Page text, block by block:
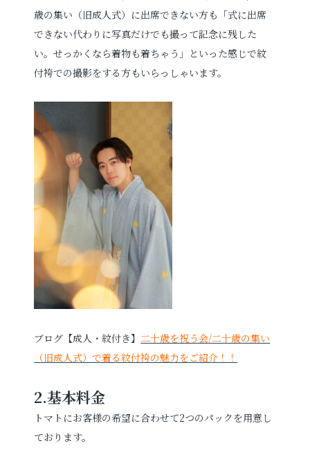
歳の集い（旧成人式）に出席できない方も「式に出席
できない代わりに写真だけでも撮って記念に残した
い。せっかくなら着物も着ちゃう」といった感じで紋
付袴での撮影をする方もいらっしゃいます。
ブログ【成人・紋付き】二十歳を祝う会/二十歳の集い
（旧成人式）で着る紋付袴の魅力をご紹介！！
2.基本料金
トマトにお客様の希望に合わせて2つのパックを用意し
ております。